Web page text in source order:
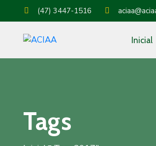
(47) 3447-1516
Inicial
Tags